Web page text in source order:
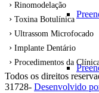
Rinomodelação
Toxina Botulínica
Ultrassom Microfocado
Implante Dentário
Procedimentos da
Todos os direitos
31728- Desenvolvido